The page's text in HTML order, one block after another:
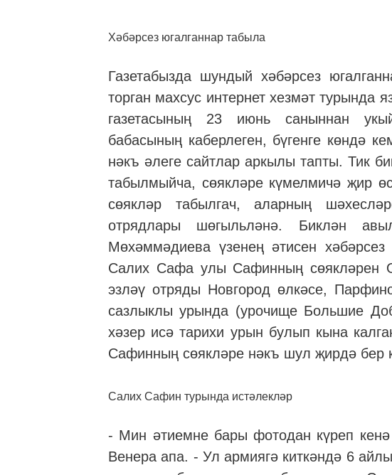
Хәбәрсез югалганнар табыла
Газетабызда шундый хәбәрсез
торган махсус интернет хезмәт турында
газетасының 23 июнь саныннан
бабасының каберлеген, бүгенге көндә
нәкъ әлеге сайтлар аркылы тапты. Тик
табылмыйча, сөякләре күмелмичә җир
сөякләр табылгач, аларның
отрядлары шөгыльләнә. Биклән
Мөхәммәдиева үзенең әтисен
Салих Сафа улы Сафинның сөякләрен
эзләү отряды Новгород өлкәсе,
сазлыклы урында (урочище Большие
хәзер исә тарихи урын булып кына
Сафинның сөякләре нәкъ шул җирдә бер
Салих Сафин турында истәлекләр
- Мин әтиемне бары фотодан күреп
Венера апа. - Ул армиягә киткәндә 6